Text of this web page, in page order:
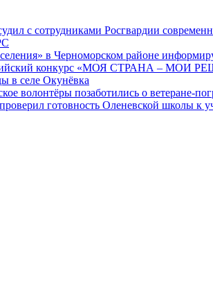
с сотрудниками Росгвардии
в Черноморском районе
конкурс «МОЯ СТРАНА – МОИ
в селе Окунёвка
волонтёры позаботились о ветеране-
готовность Оленевской школы к